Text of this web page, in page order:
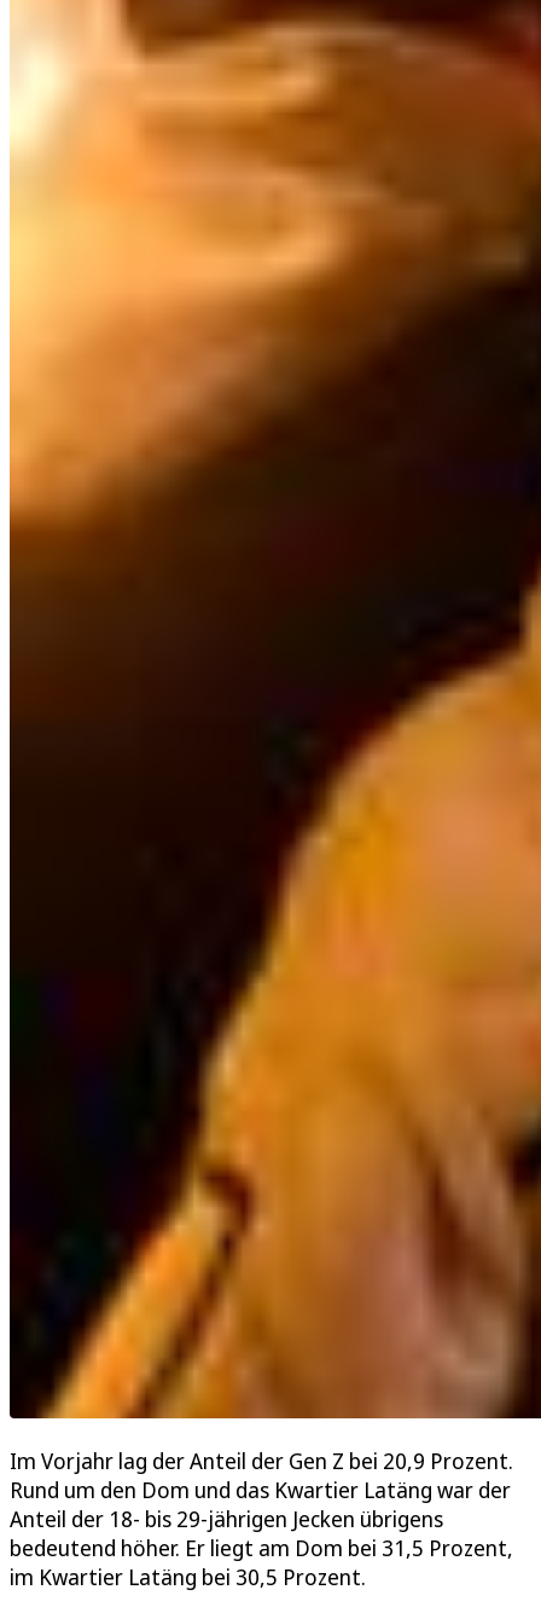
Im Vorjahr lag der Anteil der Gen Z bei 20,9 Prozent.
Rund um den Dom und das Kwartier Latäng war der
Anteil der 18- bis 29-jährigen Jecken übrigens
bedeutend höher. Er liegt am Dom bei 31,5 Prozent,
im Kwartier Latäng bei 30,5 Prozent.